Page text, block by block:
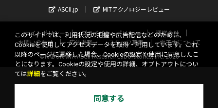
ASCII.jp
MITテクノロジーレビュー
サイトポリシー プライバシーポリシー
運営会社
お問い合わせ
広告掲載 スタッフ募集
電子版について
©KADOKAWA ASCII Research Laboratories, Inc. 2026
このサイトでは、利用状況の把握や広告配信などのために、
Cookieを使用してアクセスデータを取得・利用しています。これ
以降のページに遷移した場合、Cookieの設定や使用に同意したこ
とになります。Cookieの設定や使用の詳細、オプトアウトについ
ては詳細 をご覧ください。
同意する